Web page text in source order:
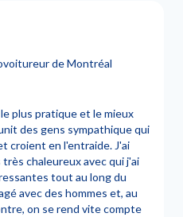
de Montréal
plus pratique et le mieux
des gens sympathique qui
croient en l'entraide. J'ai
chaleureux avec qui j'ai
tout au long du
avec des hommes et, au
on se rend vite compte